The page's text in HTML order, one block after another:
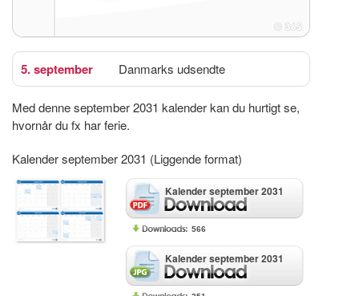
5. september Danmarks udsendte
Med denne september 2031 kalender kan du hurtigt se,
hvornår du fx har ferie.
Kalender september 2031 (Liggende format)
Kalender september 2031
566
Kalender september 2031